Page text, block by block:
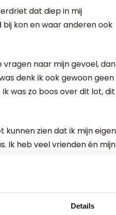
Details
dat diep in mij
kon en waar anderen ook
naar mijn gevoel, dan
denk ik ook gewoon geen
was zo boos over dit lot, dit
kunnen zien dat ik mijn eigen
Ik heb veel vrienden én mijn
van boosheid,